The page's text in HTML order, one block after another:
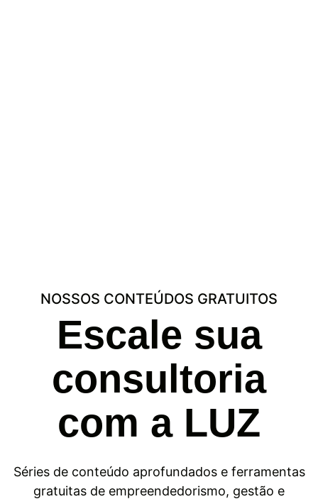
NOSSOS CONTEÚDOS GRATUITOS
Escale sua
consultoria
com a LUZ
Séries de conteúdo aprofundados e ferramentas
gratuitas de empreendedorismo, gestão e